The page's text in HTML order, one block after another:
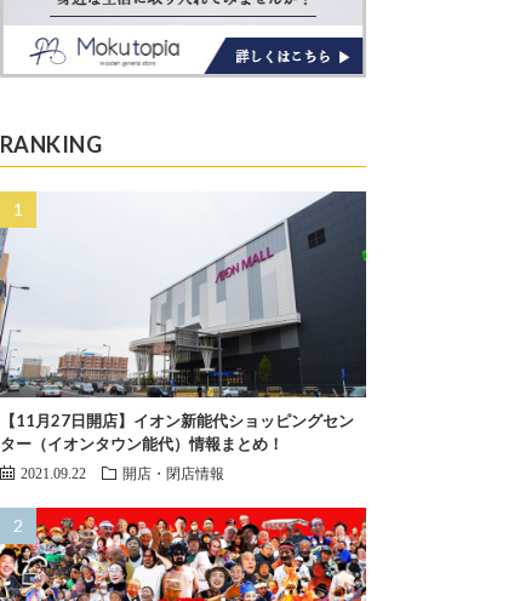
RANKING
【11月27日開店】イオン新能代ショッピングセン
ター（イオンタウン能代）情報まとめ！
2021.09.22 開店・閉店情報